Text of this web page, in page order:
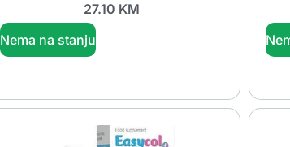
27.10 KM
Nema na stanju